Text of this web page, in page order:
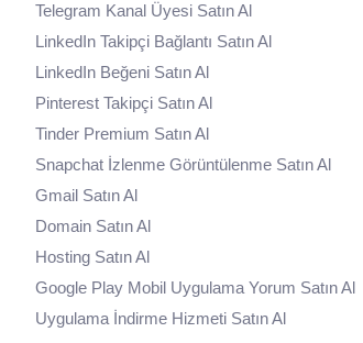
Telegram Kanal Üyesi Satın Al
LinkedIn Takipçi Bağlantı Satın Al
LinkedIn Beğeni Satın Al
Pinterest Takipçi Satın Al
Tinder Premium Satın Al
Snapchat İzlenme Görüntülenme Satın Al
Gmail Satın Al
Domain Satın Al
Hosting Satın Al
Google Play Mobil Uygulama Yorum Satın Al
Uygulama İndirme Hizmeti Satın Al